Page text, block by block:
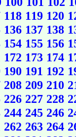
118 119 120
136 137 138
154 155 156
172 173 174
190 191 192
208 209 210
226 227 228
244 245 246
262 263 264